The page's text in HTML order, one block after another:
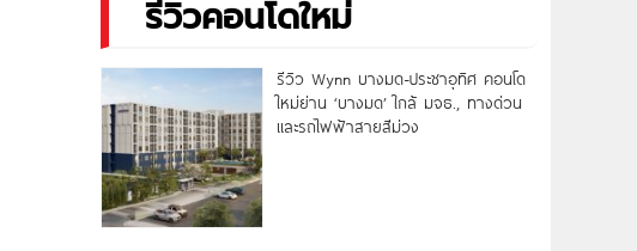
รีวิวคอนโดใหม่
รีวิว Wynn บางมด-ประชาอุทิศ คอนโด
ใหม่ย่าน ‘บางมด’ ใกล้ มจธ., ทางด่วน
และรถไฟฟ้าสายสีม่วง